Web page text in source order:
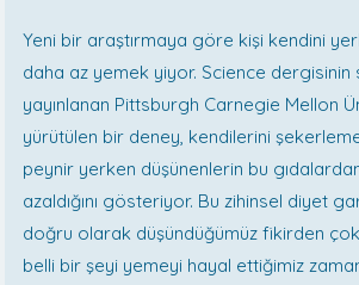
Yeni bir araştırmaya göre kişi kendini
daha az yemek yiyor. Science dergisinin
yayınlanan Pittsburgh Carnegie Mellon
yürütülen bir deney, kendilerini
peynir yerken düşünenlerin bu
azaldığını gösteriyor. Bu zihinsel diyet
doğru olarak düşündüğümüz fikirden
belli bir şeyi yemeyi hayal ettiğimiz